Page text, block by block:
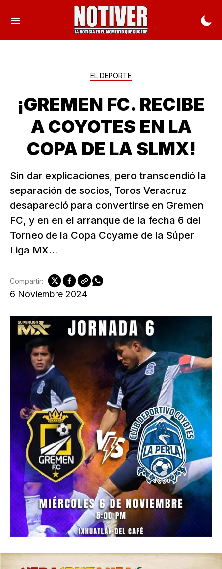
EL DEPORTE
¡GREMEN FC. RECIBE
A COYOTES EN LA
COPA DE LA SLMX!
Sin dar explicaciones, pero transcendió la
separación de socios, Toros Veracruz
desapareció para convertirse en Gremen
FC, y en en el arranque de la fecha 6 del
Torneo de la Copa Coyame de la Súper
Liga MX...
6 Noviembre 2024
Compartir: